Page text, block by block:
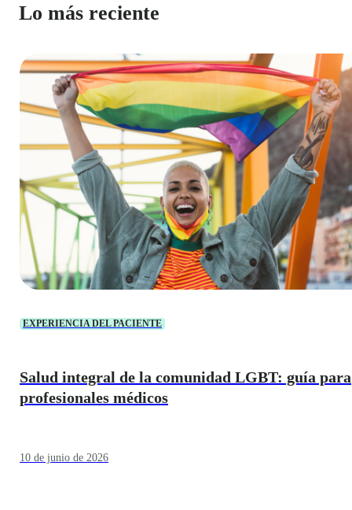
Lo más reciente
EXPERIENCIA DEL PACIENTE
Salud integral de la comunidad LGBT: guía para
profesionales médicos
10 de junio de 2026